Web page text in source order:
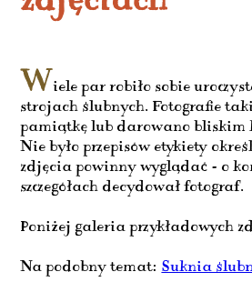
Wiele par robiło sobie
strojach ślubnych. Fotografie
pamiątkę lub darowano bliskim
Nie było przepisów etykiety
zdjęcia powinny wyglądać - o
szczegółach decydował fotograf.
Poniżej galeria przykładowych
Na podobny temat: Suknia